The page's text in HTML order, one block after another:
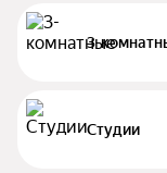
3-
Студии